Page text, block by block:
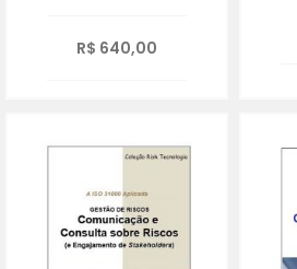
R$ 640,00